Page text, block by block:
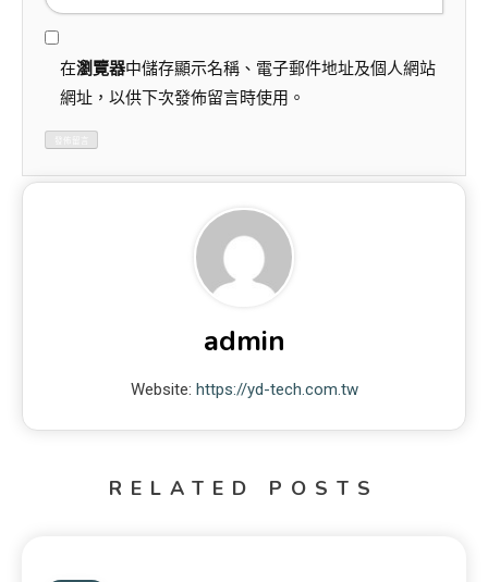
在瀏覽器中儲存顯示名稱、電子郵件地址及個人網站
網址，以供下次發佈留言時使用。
admin
Website: https://yd-tech.com.tw
RELATED POSTS